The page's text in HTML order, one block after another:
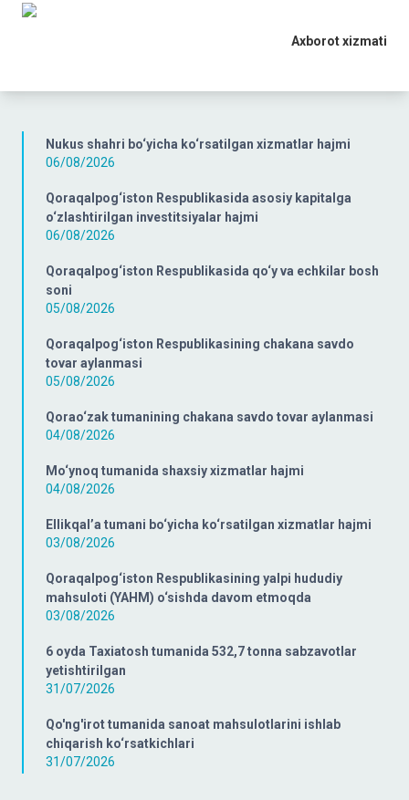
Nukus shahri bo‘yicha ko‘rsatilgan xizmatlar hajmi
06/08/2026
Qoraqalpog‘iston Respublikasida asosiy kapitalga
o‘zlashtirilgan investitsiyalar hajmi
06/08/2026
Qoraqalpog‘iston Respublikasida qo‘y va echkilar bosh
soni
05/08/2026
Qoraqalpog‘iston Respublikasining chakana savdo
tovar aylanmasi
05/08/2026
Qorao‘zak tumanining chakana savdo tovar aylanmasi
04/08/2026
Mo‘ynoq tumanida shaxsiy xizmatlar hajmi
04/08/2026
Ellikqal’a tumani bo‘yicha ko‘rsatilgan xizmatlar hajmi
03/08/2026
Qoraqalpog‘iston Respublikasining yalpi hududiy
mahsuloti (YAHM) o‘sishda davom etmoqda
03/08/2026
6 oyda Taxiatosh tumanida 532,7 tonna sabzavotlar
yetishtirilgan
31/07/2026
Qo'ng'irot tumanida sanoat mahsulotlarini ishlab
chiqarish ko‘rsatkichlari
31/07/2026
Axborot xizmati